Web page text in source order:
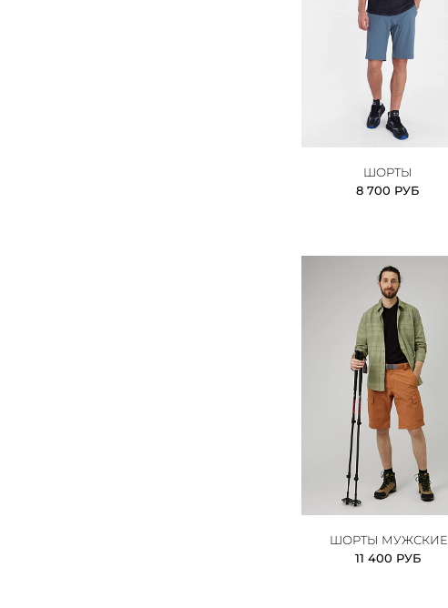
ШОРТЫ
8 700 РУБ
ШОРТЫ МУЖСКИЕ
11 400 РУБ